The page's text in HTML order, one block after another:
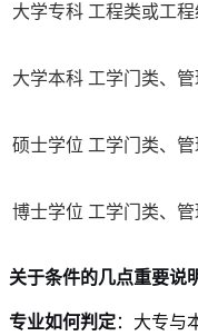
大学专科 工程类或工
大学本科 工学门类、
硕士学位 工学门类、
博士学位 工学门类、
关于条件的几点重要说
专业如何判定：大专与